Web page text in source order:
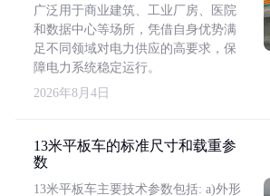
广泛用于商业建筑、工业厂房、医院
和数据中心等场所，凭借自身优势满
足不同领域对电力供应的高要求，保
障电力系统稳定运行。
2026年8月4日
13米平板车的标准尺寸和载重参
数
13米平板车主要技术参数包括: a)外形